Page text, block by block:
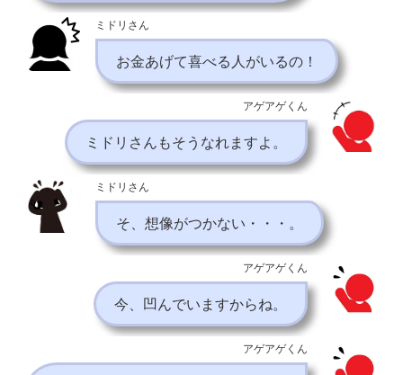
ミドリさん
お金あげて喜べる人がいるの！
アゲアゲくん
ミドリさんもそうなれますよ。
ミドリさん
そ、想像がつかない・・・。
アゲアゲくん
今、凹んでいますからね。
アゲアゲくん